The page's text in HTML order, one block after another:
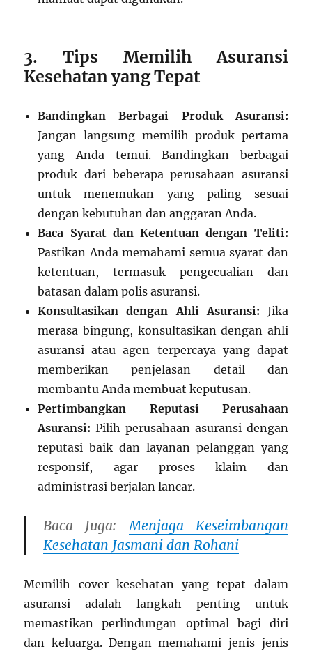
3. Tips Memilih Asuransi
Kesehatan yang Tepat
Bandingkan Berbagai Produk Asuransi:
Jangan langsung memilih produk pertama
yang Anda temui. Bandingkan berbagai
produk dari beberapa perusahaan asuransi
untuk menemukan yang paling sesuai
dengan kebutuhan dan anggaran Anda.
Baca Syarat dan Ketentuan dengan Teliti:
Pastikan Anda memahami semua syarat dan
ketentuan, termasuk pengecualian dan
batasan dalam polis asuransi.
Konsultasikan dengan Ahli Asuransi: Jika
merasa bingung, konsultasikan dengan ahli
asuransi atau agen terpercaya yang dapat
memberikan penjelasan detail dan
membantu Anda membuat keputusan.
Pertimbangkan Reputasi Perusahaan
Asuransi: Pilih perusahaan asuransi dengan
reputasi baik dan layanan pelanggan yang
responsif, agar proses klaim dan
administrasi berjalan lancar.
Baca Juga:Menjaga Keseimbangan
Kesehatan Jasmani dan Rohani
Memilih cover kesehatan yang tepat dalam
asuransi adalah langkah penting untuk
memastikan perlindungan optimal bagi diri
dan keluarga. Dengan memahami jenis-jenis